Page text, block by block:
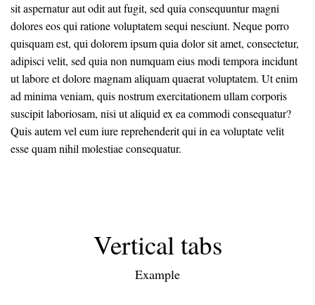
sit aspernatur aut odit aut fugit, sed quia consequuntur magni
dolores eos qui ratione voluptatem sequi nesciunt. Neque porro
quisquam est, qui dolorem ipsum quia dolor sit amet, consectetur,
adipisci velit, sed quia non numquam eius modi tempora incidunt
ut labore et dolore magnam aliquam quaerat voluptatem. Ut enim
ad minima veniam, quis nostrum exercitationem ullam corporis
suscipit laboriosam, nisi ut aliquid ex ea commodi consequatur?
Quis autem vel eum iure reprehenderit qui in ea voluptate velit
esse quam nihil molestiae consequatur.
Vertical tabs
Example